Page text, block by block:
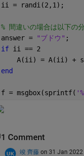
ii = randi(2,1);
% 間違いの場合は以下の
answer =
"ブドウ" ;
if ii == 2
A(ii) = A(ii) +
end
f = msgbox(sprintf(
1 Comment
竣 齊藤 on 31 Jan 2022